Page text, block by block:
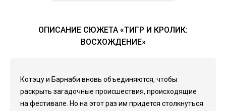
ОПИСАНИЕ СЮЖЕТА «ТИГР И КРОЛИК:
ВОСХОЖДЕНИЕ»
Котэцу и Барнаби вновь объединяются, чтобы
раскрыть загадочные происшествия, происходящие
на фестивале. Но на этот раз им придется столкнуться